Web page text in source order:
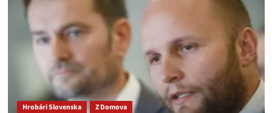
medzi
slniečkármi?
Hrobári Slovenska Z Domova